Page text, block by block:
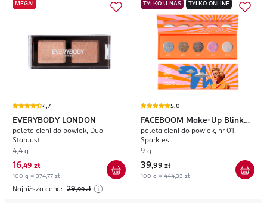
MEGA!
4,7
EVERYBODY LONDON
paleta cieni do powiek, Duo
Stardust
4,4 g
16,49 zł
100 g = 374,77 zł
Najniższa cena: 29,99 zł
TYLKO U NAS TYLKO ONLINE
5,0
FACEBOOM
Make-Up Blink
Blink
paleta cieni do powiek, nr 01
Sparkles
9 g
39,99 zł
100 g = 444,33 zł